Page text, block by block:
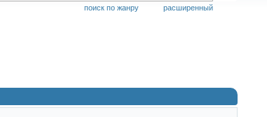
расширенный
поиск по жанру